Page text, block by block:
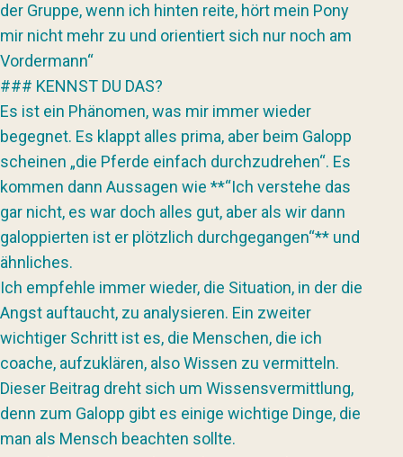
der Gruppe, wenn ich hinten reite, hört mein Pony
mir nicht mehr zu und orientiert sich nur noch am
Vordermann“
### KENNST DU DAS?
Es ist ein Phänomen, was mir immer wieder
begegnet. Es klappt alles prima, aber beim Galopp
scheinen „die Pferde einfach durchzudrehen“. Es
kommen dann Aussagen wie **“Ich verstehe das
gar nicht, es war doch alles gut, aber als wir dann
galoppierten ist er plötzlich durchgegangen“** und
ähnliches.
Ich empfehle immer wieder, die Situation, in der die
Angst auftaucht, zu analysieren. Ein zweiter
wichtiger Schritt ist es, die Menschen, die ich
coache, aufzuklären, also Wissen zu vermitteln.
Dieser Beitrag dreht sich um Wissensvermittlung,
denn zum Galopp gibt es einige wichtige Dinge, die
man als Mensch beachten sollte.